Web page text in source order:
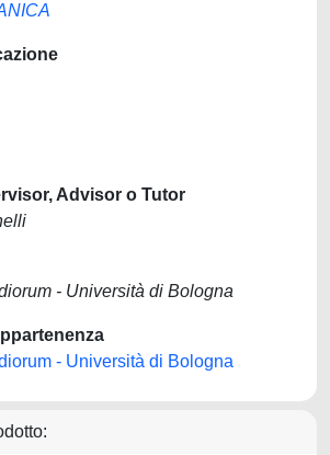
Advisor o Tutor
- Università di Bologna
- Università di Bologna